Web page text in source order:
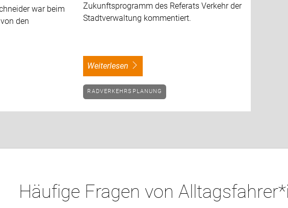
war beim
den
Zukunftsprogramm des Referats Verkehr der
Stadtverwaltung kommentiert.
weiterlesen
RADVERKEHRSPLANUNG
Häufige Fragen von